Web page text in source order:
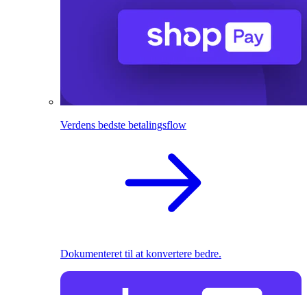
Verdens bedste betalingsflow
Dokumenteret til at konvertere bedre.